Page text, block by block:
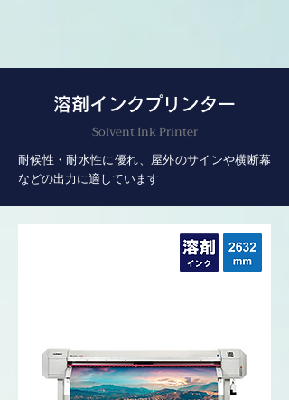
溶剤インクプリンター
Solvent Ink Printer
耐候性・耐水性に優れ、屋外のサインや横断幕
などの出力に適しています